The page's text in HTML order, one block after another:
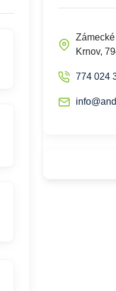
Krnov,
774 024